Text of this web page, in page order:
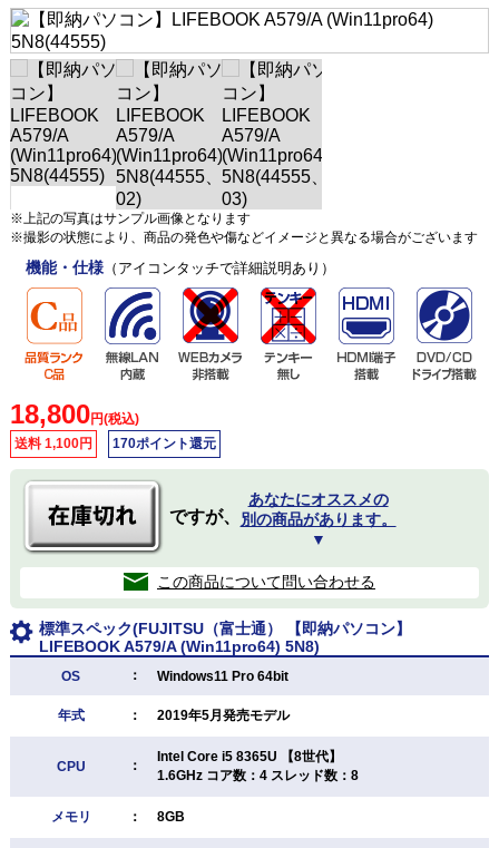
※上記の写真はサンプル画像となります
※撮影の状態により、商品の発色や傷などイメージと異なる場合がございます
機能・仕様（アイコンタッチで詳細説明あり）
18,800円(税込)
送料 1,100円
170ポイント還元
ですが、
あなたにオススメの
別の商品があります。
▼
この商品について問い合わせる
標準スペック(FUJITSU（富士通） 【即納パソコン】
LIFEBOOK A579/A (Win11pro64) 5N8)
OS ： Windows11 Pro 64bit
年式 ： 2019年5月発売モデル
CPU ：
Intel Core i5 8365U 【8世代】
1.6GHz コア数：4 スレッド数：8
メモリ ： 8GB